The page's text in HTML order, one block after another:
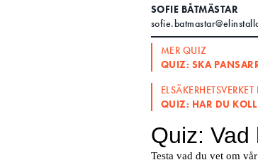
SOFIE BÅTMÄSTAR
MER QUIZ
QUIZ: SKA
QUIZ: HAR DU